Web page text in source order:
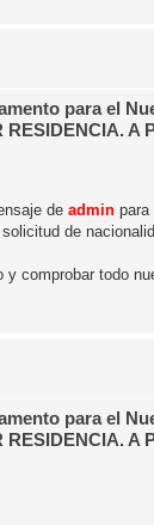
para el
A
de admin para
de
y comprobar todo
para el
A